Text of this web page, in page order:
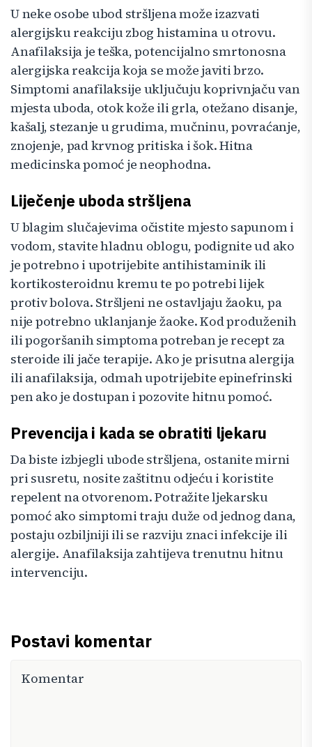
U neke osobe ubod stršljena može izazvati
alergijsku reakciju zbog histamina u otrovu.
Anafilaksija je teška, potencijalno smrtonosna
alergijska reakcija koja se može javiti brzo.
Simptomi anafilaksije uključuju koprivnjaču van
mjesta uboda, otok kože ili grla, otežano disanje,
kašalj, stezanje u grudima, mučninu, povraćanje,
znojenje, pad krvnog pritiska i šok. Hitna
medicinska pomoć je neophodna.
Liječenje uboda stršljena
U blagim slučajevima očistite mjesto sapunom i
vodom, stavite hladnu oblogu, podignite ud ako
je potrebno i upotrijebite antihistaminik ili
kortikosteroidnu kremu te po potrebi lijek
protiv bolova. Stršljeni ne ostavljaju žaoku, pa
nije potrebno uklanjanje žaoke. Kod produženih
ili pogoršanih simptoma potreban je recept za
steroide ili jače terapije. Ako je prisutna alergija
ili anafilaksija, odmah upotrijebite epinefrinski
pen ako je dostupan i pozovite hitnu pomoć.
Prevencija i kada se obratiti ljekaru
Da biste izbjegli ubode stršljena, ostanite mirni
pri susretu, nosite zaštitnu odjeću i koristite
repelent na otvorenom. Potražite ljekarsku
pomoć ako simptomi traju duže od jednog dana,
postaju ozbiljniji ili se razviju znaci infekcije ili
alergije. Anafilaksija zahtijeva trenutnu hitnu
intervenciju.
Postavi komentar